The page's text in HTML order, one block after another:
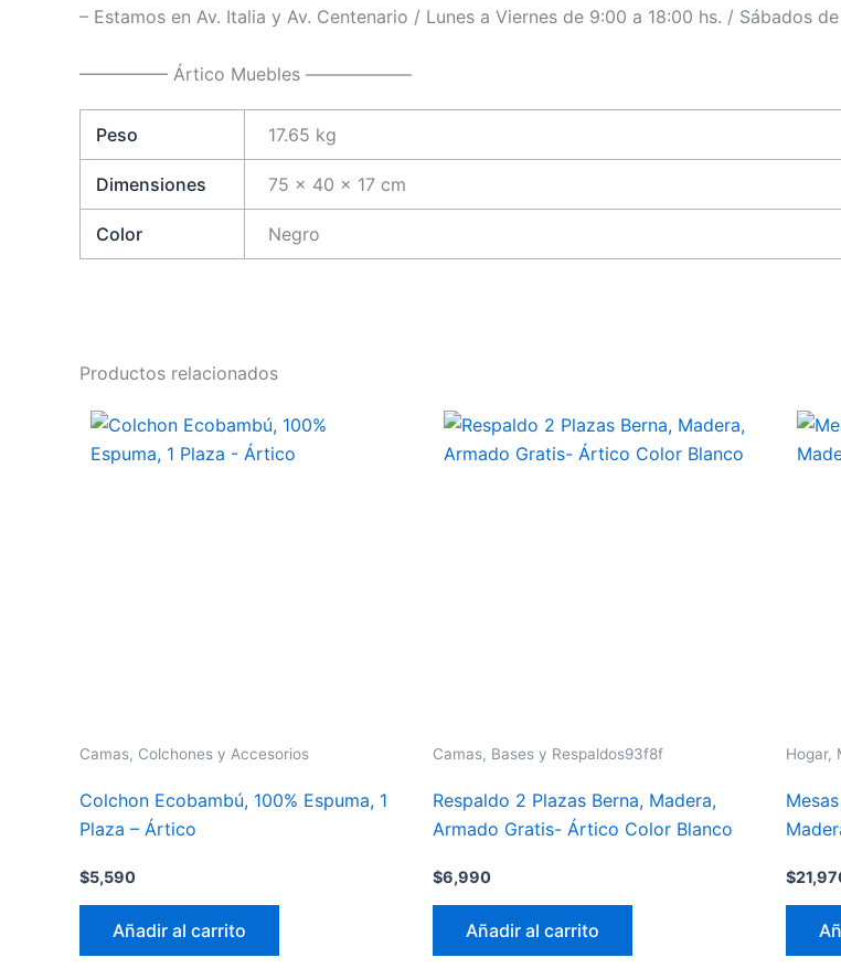
– Estamos en Av. Italia y Av. Centenario / Lunes a Viernes de 9:00 a 18:00 hs. / Sábados
————— Ártico Muebles ——————
Peso 17.65 kg
Dimensiones 75 × 40 × 17 cm
Color Negro
Productos relacionados
Camas, Colchones y Accesorios
Colchon Ecobambú, 100% Espuma, 1
Plaza – Ártico
$5,590
Añadir al carrito
Camas, Bases y Respaldos93f8f
Respaldo 2 Plazas Berna, Madera,
Armado Gratis- Ártico Color Blanco
$6,990
Añadir al carrito
Hogar,
$